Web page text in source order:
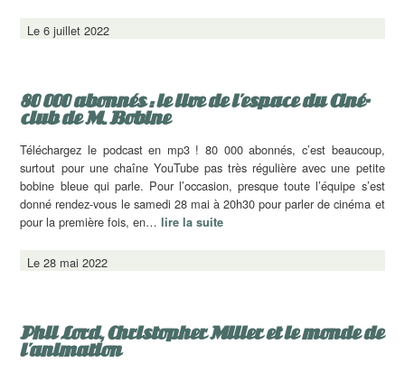
Le 6 juillet 2022
80 000 abonnés : le live de l’espace du Ciné-
club de M. Bobine
Téléchargez le podcast en mp3 ! 80 000 abonnés, c’est beaucoup,
surtout pour une chaîne YouTube pas très régulière avec une petite
bobine bleue qui parle. Pour l’occasion, presque toute l’équipe s’est
donné rendez-vous le samedi 28 mai à 20h30 pour parler de cinéma et
pour la première fois, en…lire la suite
Le 28 mai 2022
Phil Lord, Christopher Miller et le monde de
l’animation